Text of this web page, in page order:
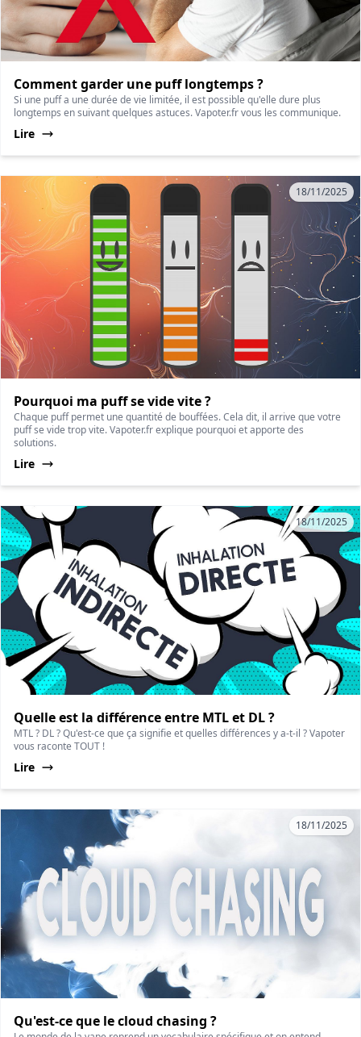
Comment garder une puff longtemps ?
Si une puff a une durée de vie limitée, il est possible qu'elle dure plus
longtemps en suivant quelques astuces. Vapoter.fr vous les communique.
Lire
18/11/2025
Pourquoi ma puff se vide vite ?
Chaque puff permet une quantité de bouffées. Cela dit, il arrive que votre
puff se vide trop vite. Vapoter.fr explique pourquoi et apporte des
solutions.
Lire
18/11/2025
Quelle est la différence entre MTL et DL ?
MTL ? DL ? Qu'est-ce que ça signifie et quelles différences y a-t-il ? Vapoter
vous raconte TOUT !
Lire
18/11/2025
Qu'est-ce que le cloud chasing ?